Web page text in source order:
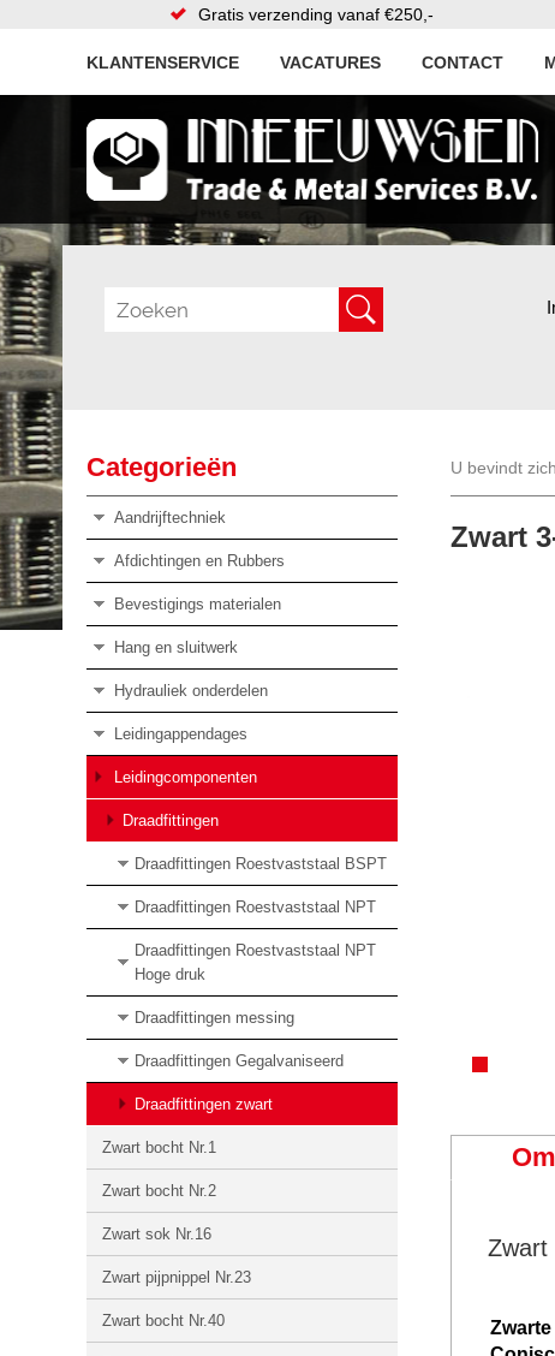
Gratis verzending vanaf €250,-
KLANTENSERVICE VACATURES CONTACT
Categorieën
Aandrijftechniek
Afdichtingen en Rubbers
Bevestigings materialen
Hang en sluitwerk
Hydrauliek onderdelen
Leidingappendages
Leidingcomponenten
Draadfittingen
Draadfittingen Roestvaststaal BSPT
Draadfittingen Roestvaststaal NPT
Draadfittingen Roestvaststaal NPT
Hoge druk
Draadfittingen messing
Draadfittingen Gegalvaniseerd
Draadfittingen zwart
Zwart bocht Nr.1
Zwart bocht Nr.2
Zwart sok Nr.16
Zwart pijpnippel Nr.23
Zwart bocht Nr.40
U bevindt
Zwart
Zwart